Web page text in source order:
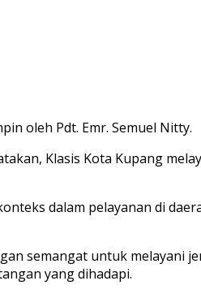
oleh Pdt. Emr. Semuel Nitty.
Klasis Kota Kupang
dalam pelayanan di
semangat untuk melayani
yang dihadapi.